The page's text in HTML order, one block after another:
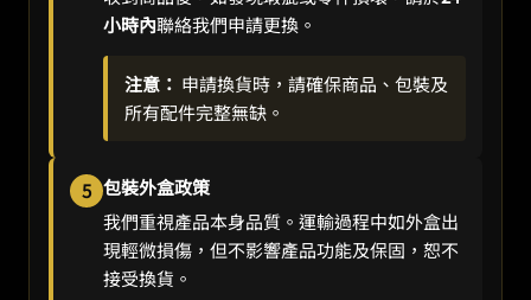
小時內聯絡我們申請更換。
注意： 申請換貨時，請確保商品、包裝及
所有配件完整無缺。
5 包裝外盒政策
我們重視產品本身品質。運輸過程中如外盒出
現輕微損傷，但不影響產品功能及保固，恕不
接受換貨。